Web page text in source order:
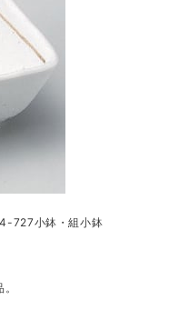
727小鉢・組小鉢